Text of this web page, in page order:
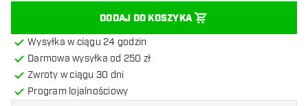
DODAJ DO KOSZYKA
Wysyłka w ciągu 24 godzin
Darmowa wysyłka od 250 zł
Zwroty w ciągu 30 dni
Program lojalnościowy